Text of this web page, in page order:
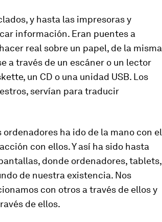
y hasta las impresoras y
información. Eran puentes a
real sobre un papel, de la misma
a través de un escáner o un lector
, un CD o una unidad USB. Los
servían para traducir
ha ido de la mano con el
con ellos. Y así ha sido hasta
donde ordenadores, tablets,
de nuestra existencia. Nos
con otros a través de ellos y
de ellos.